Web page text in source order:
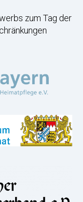
zum Tag der